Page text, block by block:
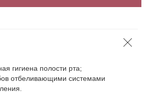
гигиена полости рта;
отбеливающими системами